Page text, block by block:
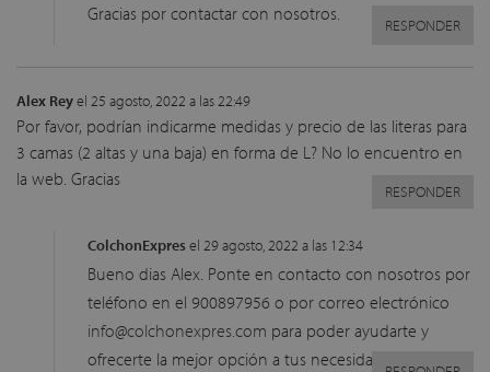
Gracias por contactar con nosotros.
RESPONDER
Alex Reyel 25 agosto, 2022 a las 22:49
Por favor, podrían indicarme medidas y precio de las literas para
3 camas (2 altas y una baja) en forma de L? No lo encuentro en
la web. Gracias
RESPONDER
ColchonExpresel 29 agosto, 2022 a las 12:34
Bueno dias Alex. Ponte en contacto con nosotros por
teléfono en el 900897956 o por correo electrónico
info@colchonexpres.com para poder ayudarte y
ofrecerte la mejor opción a tus necesidades.